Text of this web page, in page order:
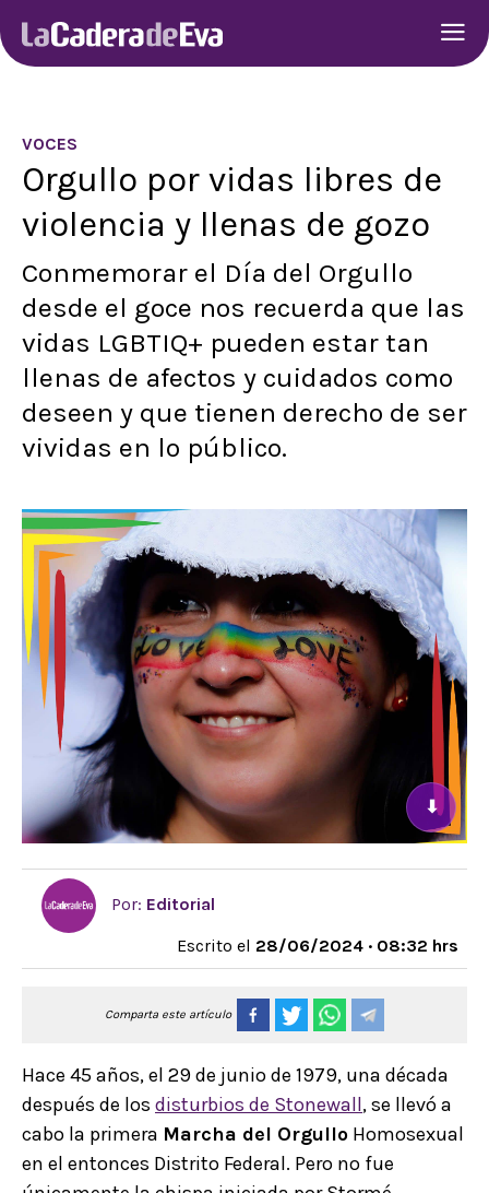
VOCES
Orgullo por vidas libres de
violencia y llenas de gozo
Conmemorar el Día del Orgullo
desde el goce nos recuerda que las
vidas LGBTIQ+ pueden estar tan
llenas de afectos y cuidados como
deseen y que tienen derecho de ser
vividas en lo público.
⬇
Por: Editorial
Escrito el 28/06/2024 · 08:32 hrs
Comparta este artículo
Hace 45 años, el 29 de junio de 1979, una década
después de los disturbios de Stonewall, se llevó a
cabo la primera Marcha del Orgullo Homosexual
en el entonces Distrito Federal. Pero no fue